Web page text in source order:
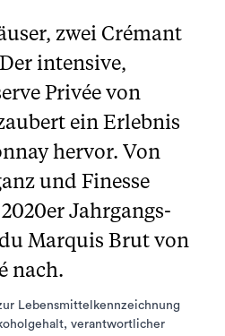
zwei Crémant
intensive,
Privée von
ein Erlebnis
hervor. Von
und Finesse
Jahrgangs-
Marquis Brut von
nach.
Lebensmittelkennzeichnung
verantwortlicher